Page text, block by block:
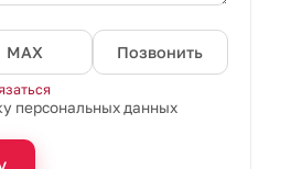
MAX Позвонить
персональных данных